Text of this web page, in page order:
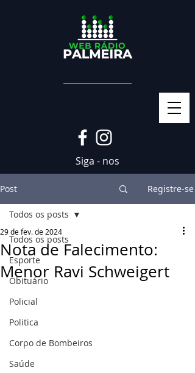
Siga - nos
Post Registre-se
Todos os posts
Esporte
Obituário
Policial
Politica
Corpo de Bombeiros
Saúde
Todos os posts
Nota de Falecimento:
Menor Ravi Schweigert
29 de fev. de 2024